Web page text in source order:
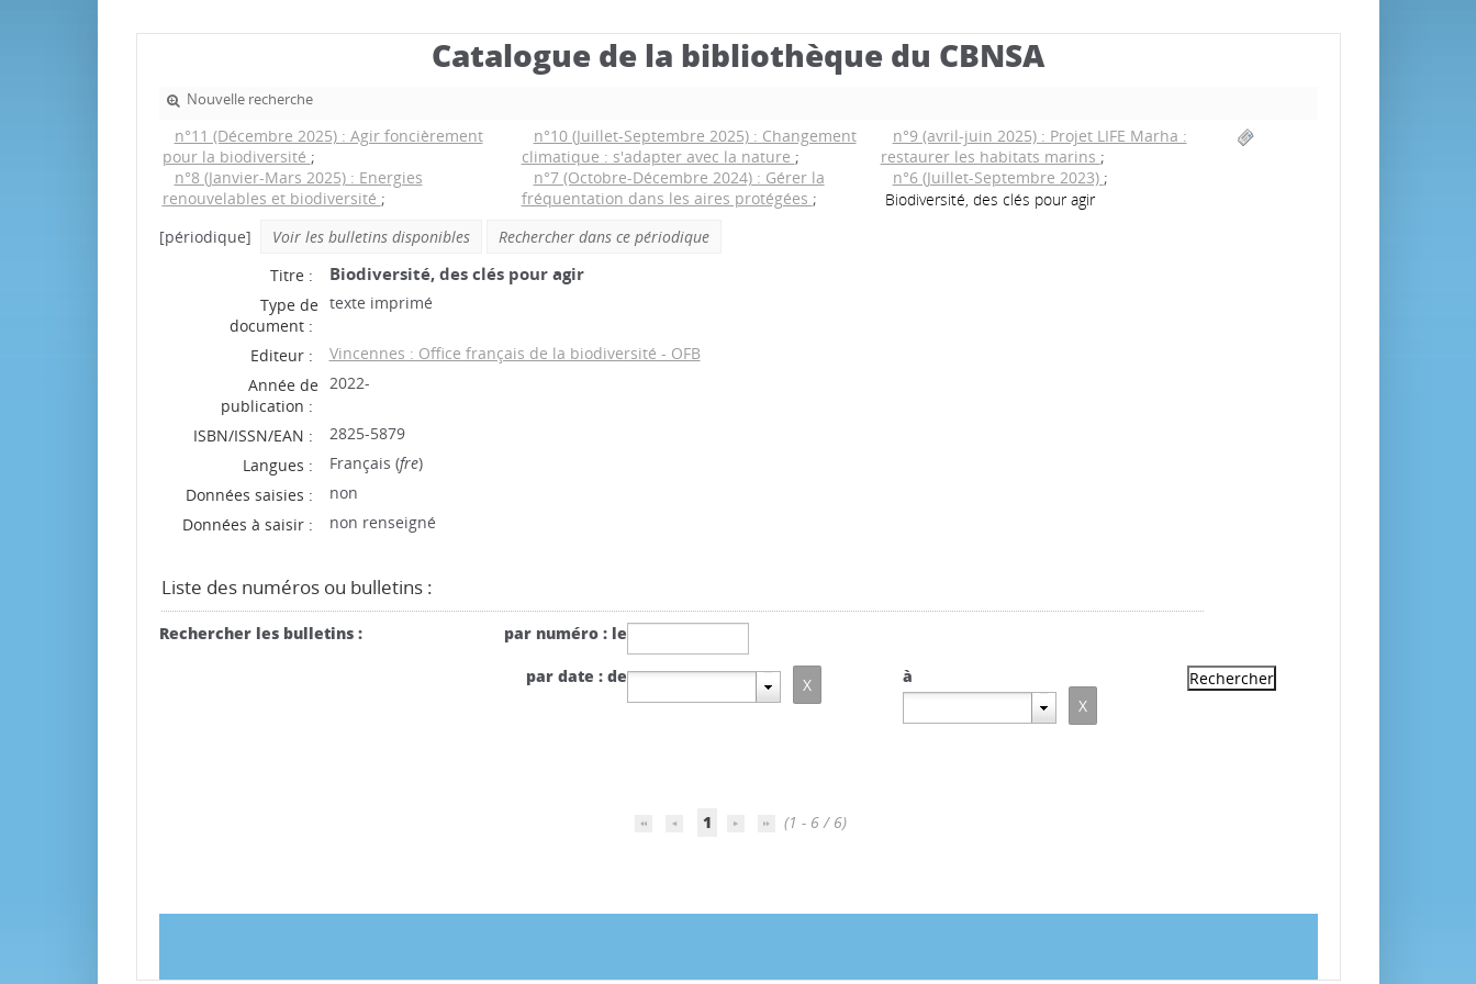
Catalogue de la bibliothèque du CBNSA
Nouvelle recherche
n°11 (Décembre 2025) : Agir foncièrement
pour la biodiversité ;
n°10 (Juillet-Septembre 2025) : Changement
climatique : s'adapter avec la nature ;
n°9 (avril-juin 2025) : Projet LIFE Marha :
restaurer les habitats marins ;
n°8 (Janvier-Mars 2025) : Energies
renouvelables et biodiversité ;
n°7 (Octobre-Décembre 2024) : Gérer la
fréquentation dans les aires protégées ;
n°6 (Juillet-Septembre 2023) ;
Biodiversité, des clés pour agir
[périodique]
Voir les bulletins disponibles
Rechercher dans ce périodique
Titre :
Biodiversité, des clés pour agir
Type de
document :
texte imprimé
Editeur :
Vincennes : Office français de la biodiversité - OFB
Année de
publication :
2022-
ISBN/ISSN/EAN :
2825-5879
Langues :
Français (fre)
Données saisies :
non
Données à saisir :
non renseigné
Liste des numéros ou bulletins :
Rechercher les bulletins : par numéro : le
par date : de à
1 (1 - 6 / 6)